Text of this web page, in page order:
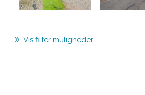
Vis filter muligheder